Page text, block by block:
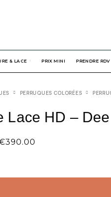
& LACE PRIX MINI PRENDRE RDV
PERRUQUES COLORÉES
Lace HD – Dee
390.00